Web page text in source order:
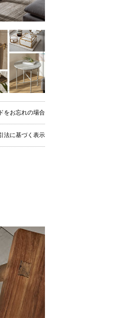
をお忘れの場合
法に基づく表示